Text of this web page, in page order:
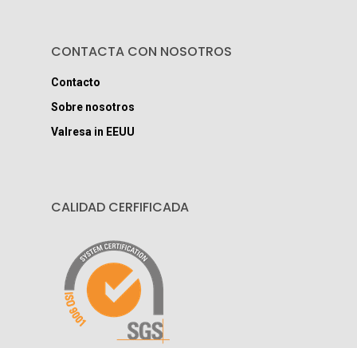
CONTACTA CON NOSOTROS
Contacto
Sobre nosotros
Valresa in EEUU
CALIDAD CERFIFICADA